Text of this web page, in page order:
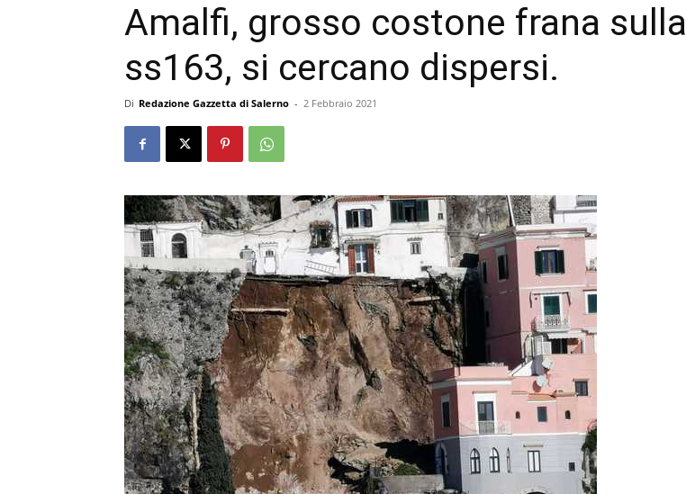
Amalfi, grosso costone frana sulla
ss163, si cercano dispersi.
Di Redazione Gazzetta di Salerno - 2 Febbraio 2021